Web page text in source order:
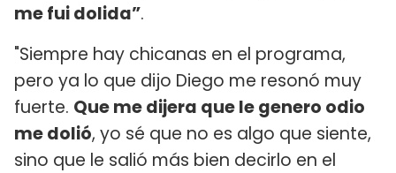
me fui dolida”.
"Siempre hay chicanas en el programa,
pero ya lo que dijo Diego me resonó muy
fuerte. Que me dijera que le genero odio
me dolió, yo sé que no es algo que siente,
sino que le salió más bien decirlo en el